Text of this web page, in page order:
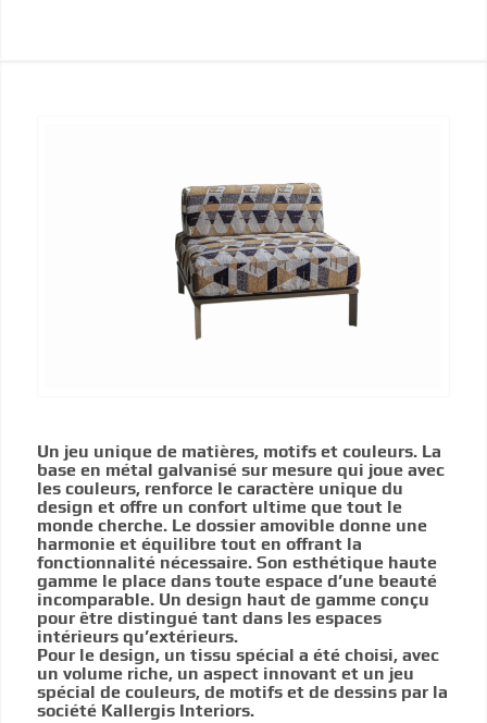
Un jeu unique de matières, motifs et couleurs. La
base en métal galvanisé sur mesure qui joue avec
les couleurs, renforce le caractère unique du
design et offre un confort ultime que tout le
monde cherche. Le dossier amovible donne une
harmonie et équilibre tout en offrant la
fonctionnalité nécessaire. Son esthétique haute
gamme le place dans toute espace d’une beauté
incomparable. Un design haut de gamme conçu
pour être distingué tant dans les espaces
intérieurs qu’extérieurs.
Pour le design, un tissu spécial a été choisi, avec
un volume riche, un aspect innovant et un jeu
spécial de couleurs, de motifs et de dessins par la
société Kallergis Interiors.